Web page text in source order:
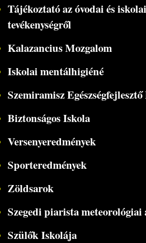
Tájékoztató az óvodai és
tevékenységről
Kalazancius Mozgalom
Iskolai mentálhigiéné
Szemiramisz
Biztonságos Iskola
Versenyeredmények
Sporteredmények
Zöldsarok
Szegedi piarista meteorológiai
Szülők Iskolája